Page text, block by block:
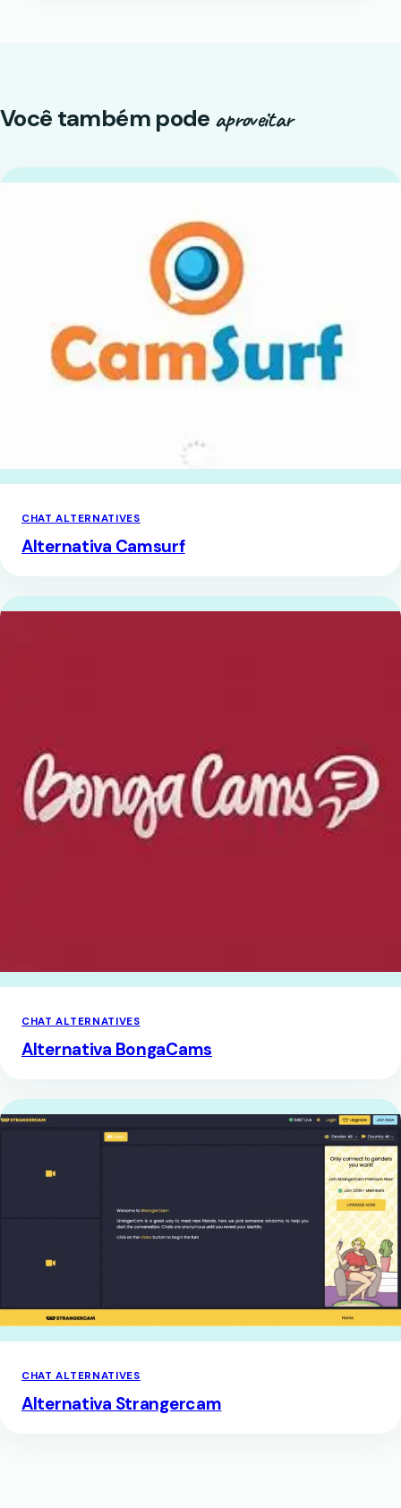
Você também pode aproveitar
CHAT ALTERNATIVES
Alternativa Camsurf
CHAT ALTERNATIVES
Alternativa BongaCams
CHAT ALTERNATIVES
Alternativa Strangercam